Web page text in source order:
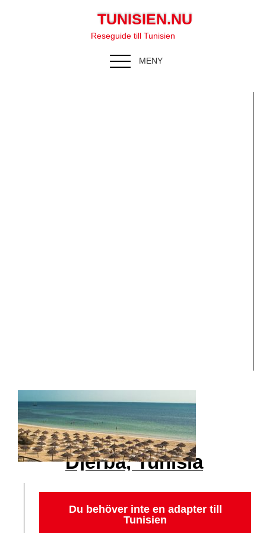
TUNISIEN.NU
Reseguide till Tunisien
MENY
Djerba, Tunisia
Du behöver inte en adapter till
Tunisien